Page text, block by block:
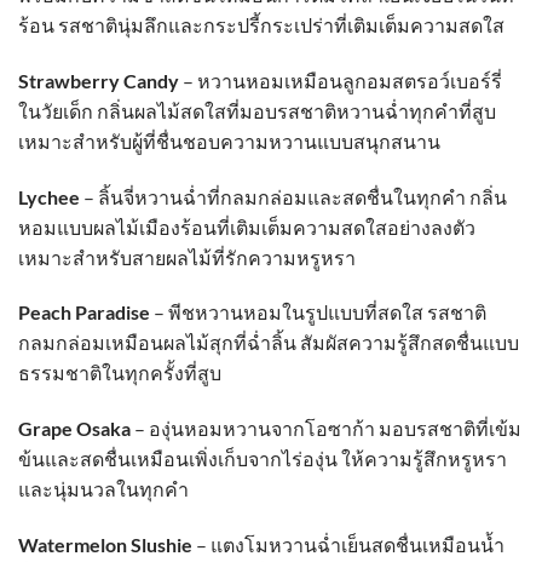
ร้อน รสชาตินุ่มลึกและกระปรี้กระเปร่าที่เติมเต็มความสดใส
Strawberry Candy – หวานหอมเหมือนลูกอมสตรอว์เบอร์รี่
ในวัยเด็ก กลิ่นผลไม้สดใสที่มอบรสชาติหวานฉ่ำทุกคำที่สูบ
เหมาะสำหรับผู้ที่ชื่นชอบความหวานแบบสนุกสนาน
Lychee – ลิ้นจี่หวานฉ่ำที่กลมกล่อมและสดชื่นในทุกคำ กลิ่น
หอมแบบผลไม้เมืองร้อนที่เติมเต็มความสดใสอย่างลงตัว
เหมาะสำหรับสายผลไม้ที่รักความหรูหรา
Peach Paradise – พีชหวานหอมในรูปแบบที่สดใส รสชาติ
กลมกล่อมเหมือนผลไม้สุกที่ฉ่ำลิ้น สัมผัสความรู้สึกสดชื่นแบบ
ธรรมชาติในทุกครั้งที่สูบ
Grape Osaka – องุ่นหอมหวานจากโอซาก้า มอบรสชาติที่เข้ม
ข้นและสดชื่นเหมือนเพิ่งเก็บจากไร่องุ่น ให้ความรู้สึกหรูหรา
และนุ่มนวลในทุกคำ
Watermelon Slushie – แตงโมหวานฉ่ำเย็นสดชื่นเหมือนน้ำ